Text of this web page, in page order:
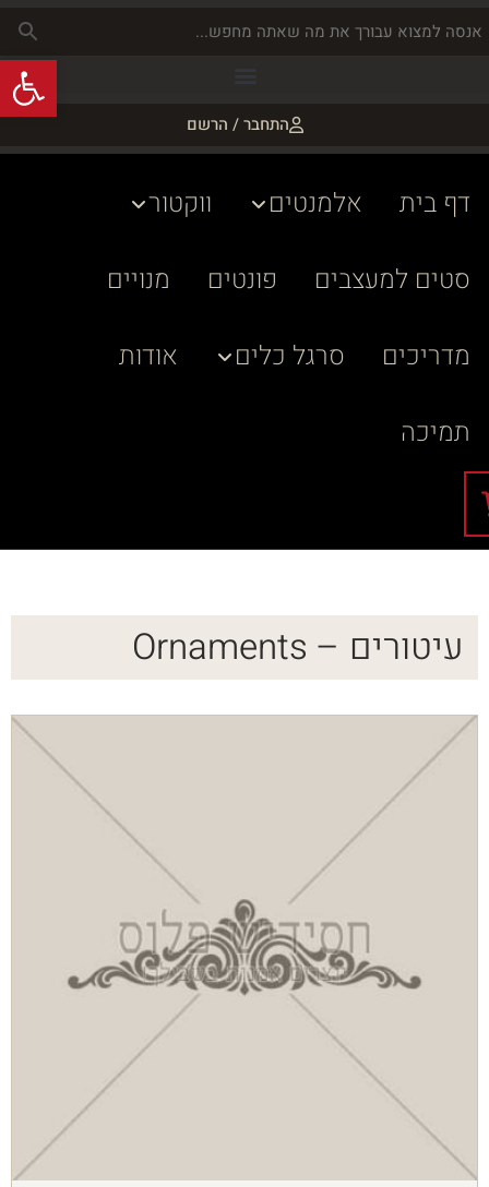
התחבר / הרשם
דף בית אלמנטים
ווקטור
סטים למעצבים
פונטים
מנויים
מדריכים
סרגל כלים
אודות
תמיכה
עיטורים – Ornaments